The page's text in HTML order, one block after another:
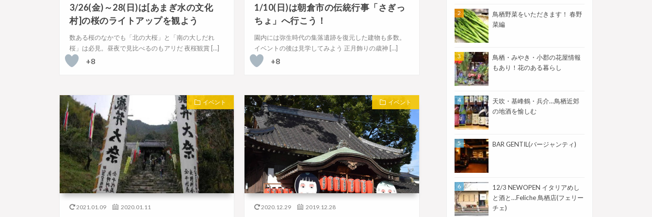
3/26(金)～28(日)は[あまぎ水の文化
村]の桜のライトアップを観よう
数ある桜のなかでも「北の大桜」と「南の大しだれ
桜」は必見。昼夜で見比べるのもアリだ 夜桜観賞 […]
+8
1/10(日)は朝倉市の伝統行事「さぎっ
ちょ」へ行こう！
園内には弥生時代の集落遺跡を復元した建物も多数。
イベントの後は見学してみよう 正月飾りの歳神 […]
+8
イベント
2021.01.09 2020.01.11
イベント
2020.12.29 2019.12.28
鳥栖野菜をいただきます！ 春野
菜編
鳥栖・みやき・小郡の花屋情報
もあり！花のある暮らし
天吹・基峰鶴・兵介…鳥栖近郊
の地酒を愉しむ
BAR GENTIL(バージャンティ)
12/3 NEWOPEN イタリアめし
と酒と…Feliche 鳥栖店(フェリー
チェ)